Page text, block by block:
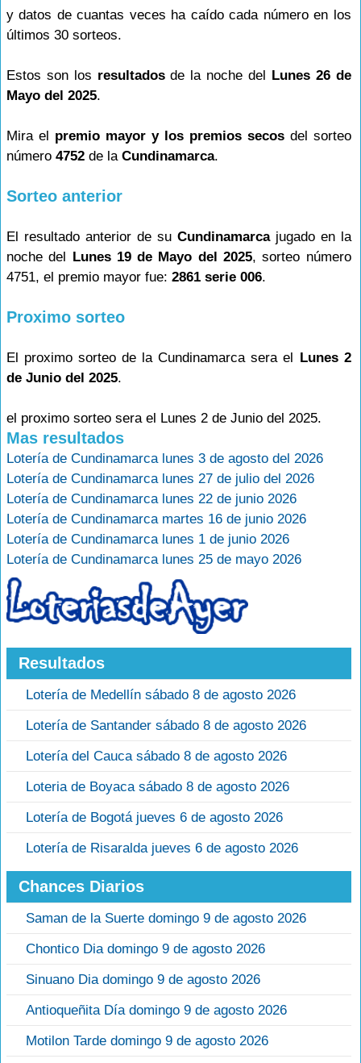
y datos de cuantas veces ha caído cada número en los
últimos 30 sorteos.
Estos son los resultadosde la noche del Lunes 26 de
Mayo del 2025.
Mira el premio mayor y los premios secosdel sorteo
número 4752 de la Cundinamarca.
Sorteo anterior
El resultado anterior de su Cundinamarcajugado en la
noche del Lunes 19 de Mayo del 2025, sorteo número
4751, el premio mayor fue: 2861 serie 006.
Proximo sorteo
El proximo sorteo de la Cundinamarca sera el Lunes 2
de Junio del 2025.
el proximo sorteo sera el Lunes 2 de Junio del 2025.
Mas resultados
Lotería de Cundinamarca lunes 3 de agosto del 2026
Lotería de Cundinamarca lunes 27 de julio del 2026
Lotería de Cundinamarca lunes 22 de junio 2026
Lotería de Cundinamarca martes 16 de junio 2026
Lotería de Cundinamarca lunes 1 de junio 2026
Lotería de Cundinamarca lunes 25 de mayo 2026
Resultados
Lotería de Medellín sábado 8 de agosto 2026
Lotería de Santander sábado 8 de agosto 2026
Lotería del Cauca sábado 8 de agosto 2026
Loteria de Boyaca sábado 8 de agosto 2026
Lotería de Bogotá jueves 6 de agosto 2026
Lotería de Risaralda jueves 6 de agosto 2026
Chances Diarios
Saman de la Suerte domingo 9 de agosto 2026
Chontico Dia domingo 9 de agosto 2026
Sinuano Dia domingo 9 de agosto 2026
Antioqueñita Día domingo 9 de agosto 2026
Motilon Tarde domingo 9 de agosto 2026